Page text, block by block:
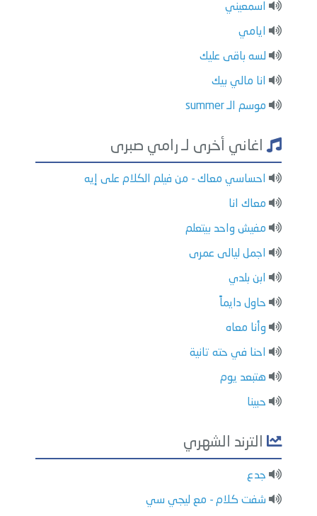
اسمعيني
ايامي
لسه باقى عليك
انا مالي بيك
موسم الـ summer
اغاني أخرى لـ رامي صبرى
احساسي معاك - من فيلم الكلام على إيه
معاك انا
مفيش واحد بيتعلم
اجمل ليالى عمرى
ابن بلدي
حاول دايماً
وأنا معاه
احنا في حته تانية
هتبعد يوم
حبينا
الترند الشهري
جدع
شفت كلام - مع ليجي سي